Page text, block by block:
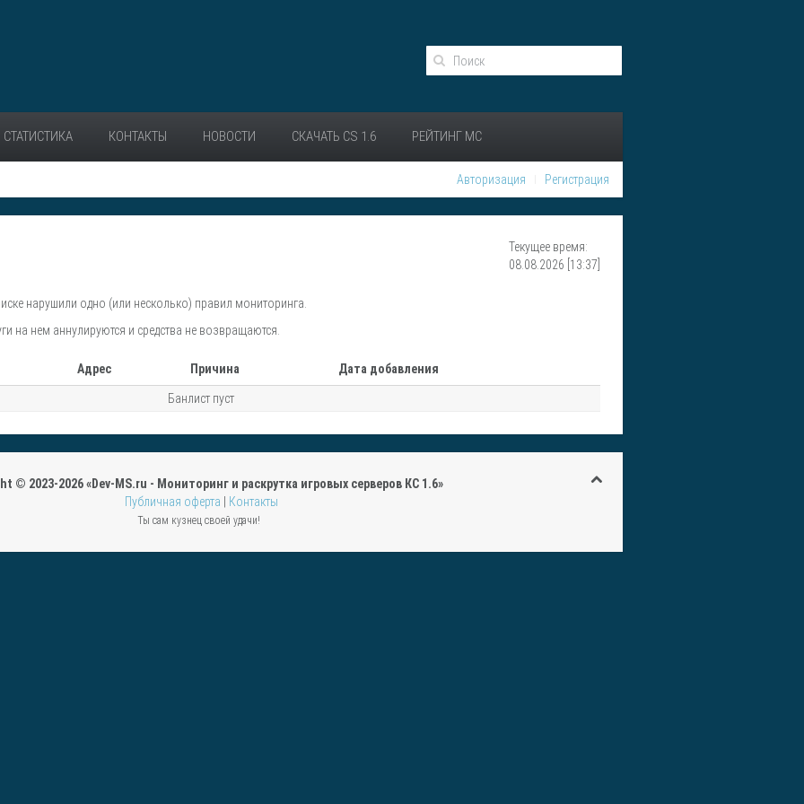
СТАТИСТИКА КОНТАКТЫ НОВОСТИ СКАЧАТЬ CS 1.6 РЕЙТИНГ МС
Авторизация Регистрация
Текущее время:
08.08.2026 [13:37]
нарушили одно (или несколько) правил мониторинга.
на нем аннулируются и средства не возвращаются.
Адрес Причина Дата добавления
Банлист пуст
© 2023-2026 «Dev-MS.ru - Мониторинг и раскрутка игровых серверов КС 1.6»
Публичная оферта
Контакты
Ты сам кузнец своей удачи!